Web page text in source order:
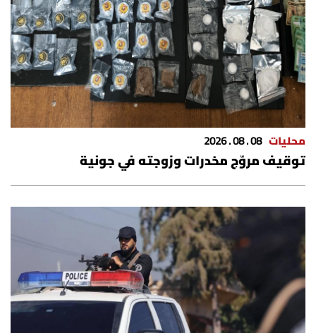
محليات 08 . 08 . 2026
توقيف مروّج مخدرات وزوجته في جونية